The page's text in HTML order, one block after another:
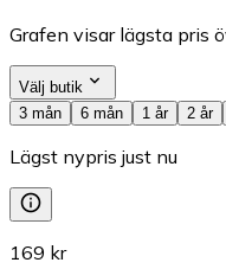
Grafen visar lägsta pris
Välj butik
3 mån
6 mån 1 år 2 år
Lägst nypris just nu
169 kr